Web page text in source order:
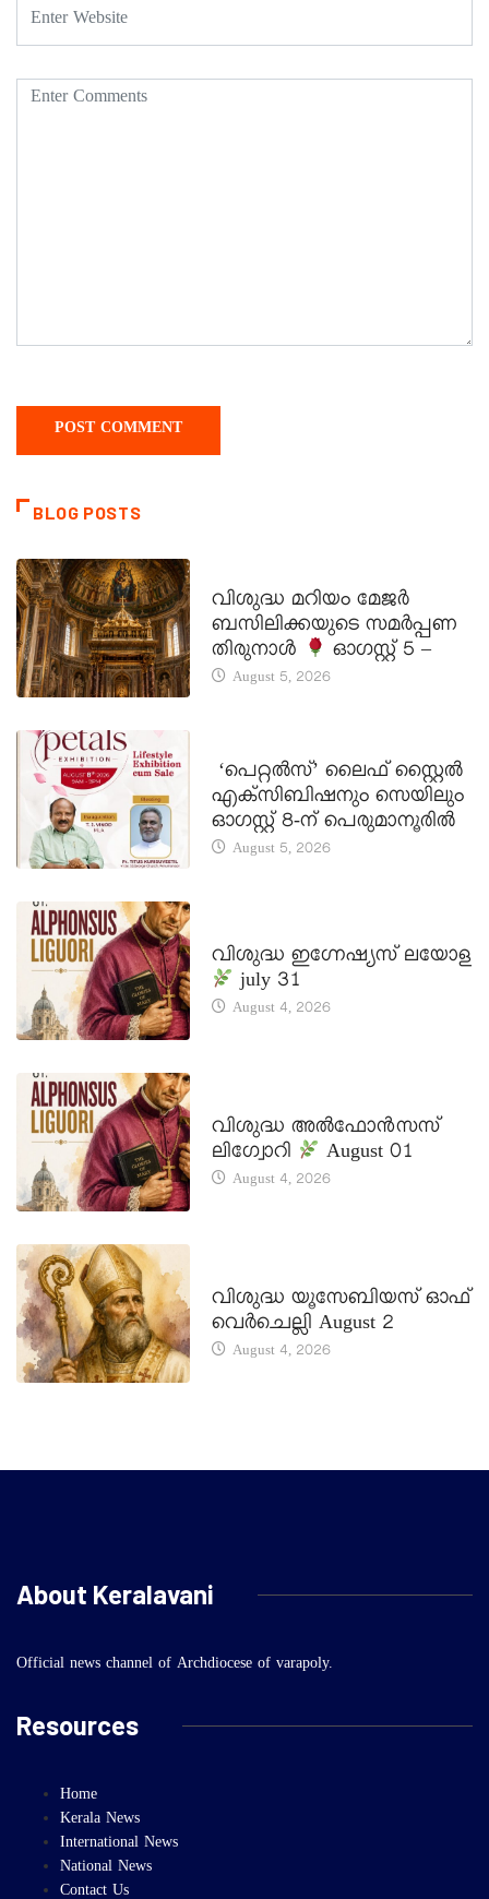
BLOG POSTS
വിശുദ്ധ മറിയം മേജർ
ബസിലിക്കയുടെ സമർപ്പണ
തിരുനാൾ
ഓഗസ്റ്റ് 5 –
August 5, 2026
‘പെറ്റൽസ്’ ലൈഫ് സ്റ്റൈൽ
എക്സിബിഷനും സെയിലും
ഓഗസ്റ്റ് 8-ന് പെരുമാനൂരിൽ
August 5, 2026
വിശുദ്ധ ഇഗ്നേഷ്യസ് ലയോള
july 31
August 4, 2026
വിശുദ്ധ അൽഫോൻസസ്
ലിഗ്വോറി
August 01
August 4, 2026
വിശുദ്ധ യൂസേബിയസ് ഓഫ്
വെർചെല്ലി August 2
August 4, 2026
About Keralavani
Official news channel of Archdiocese of varapoly.
Resources
Home
Kerala News
International News
National News
Contact Us